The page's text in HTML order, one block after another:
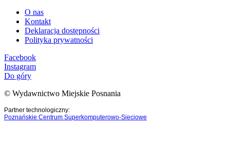
O nas
Kontakt
Deklaracja dostępności
Polityka prywatności
Facebook
Instagram
Do góry
© Wydawnictwo Miejskie Posnania
Partner technologiczny:
Poznańskie Centrum Superkomputerowo-Sieciowe